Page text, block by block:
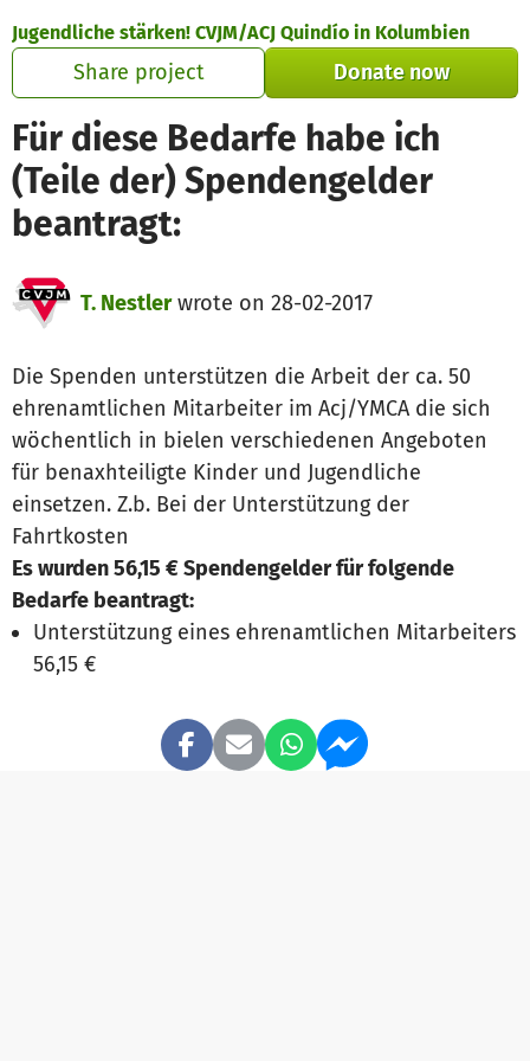
Jugendliche stärken! CVJM/ACJ Quindío in Kolumbien
Share project Donate now
Für diese Bedarfe habe ich
(Teile der) Spendengelder
beantragt:
T. Nestlerwrote on 28-02-2017
Die Spenden unterstützen die Arbeit der ca. 50
ehrenamtlichen Mitarbeiter im Acj/YMCA die sich
wöchentlich in bielen verschiedenen Angeboten
für benaxhteiligte Kinder und Jugendliche
einsetzen. Z.b. Bei der Unterstützung der
Fahrtkosten
Es wurden 56,15 € Spendengelder für folgende
Bedarfe beantragt:
Unterstützung eines ehrenamtlichen Mitarbeiters
56,15 €